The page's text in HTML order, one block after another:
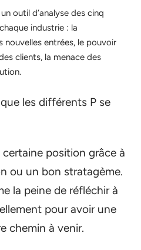
outil d’analyse des cinq
industrie : la
nouvelles entrées, le pouvoir
clients, la menace des
les différents P se
position grâce à
ou un bon stratagème.
la peine de réfléchir à
pour avoir une
chemin à venir.